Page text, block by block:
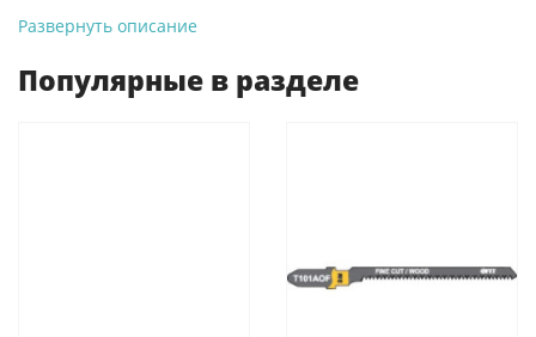
-Банковской картой на сайте ProffЭлектро. Данный вид
Развернуть описание
Популярные в разделе